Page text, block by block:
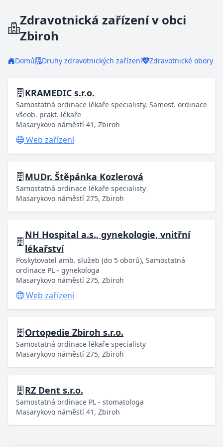
Zdravotnická zařízení v obci
Zbiroh
Domů Druhy zdravotnických zařízení Zdravotnické obory
KRAMEDIC s.r.o.
Samostatná ordinace lékaře specialisty, Samost. ordinace
všeob. prakt. lékaře
Masarykovo náměstí 41, Zbiroh
Web zařízení
MUDr. Štěpánka Kozlerová
Samostatná ordinace lékaře specialisty
Masarykovo náměstí 275, Zbiroh
NH Hospital a.s., gynekologie, vnitřní
lékařství
Poskytovatel amb. služeb (do 5 oborů), Samostatná
ordinace PL - gynekologa
Masarykovo náměstí 275, Zbiroh
Web zařízení
Ortopedie Zbiroh s.r.o.
Samostatná ordinace lékaře specialisty
Masarykovo náměstí 275, Zbiroh
RZ Dent s.r.o.
Samostatná ordinace PL - stomatologa
Masarykovo náměstí 41, Zbiroh